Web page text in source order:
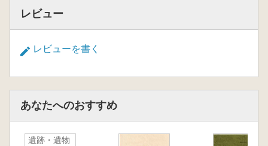
レビュー
レビューを書く
あなたへのおすすめ
遺跡・遺物